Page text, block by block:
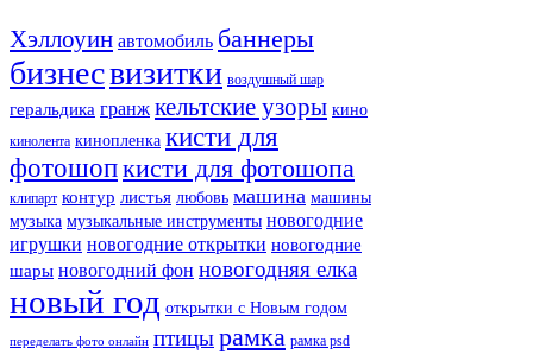
Хэллоуин автомобиль баннеры
бизнесвизитки воздушный шар
геральдика гранж кельтские узоры кино
кинолента кинопленка кисти для
фотошопкисти для фотошопа
клипарт контур листья любовь машина машины
музыка музыкальные инструменты новогодние
игрушки новогодние открытки новогодние
шары новогодний фон новогодняя елка
новый год открытки с Новым годом
переделать фото онлайн птицырамка рамка psd